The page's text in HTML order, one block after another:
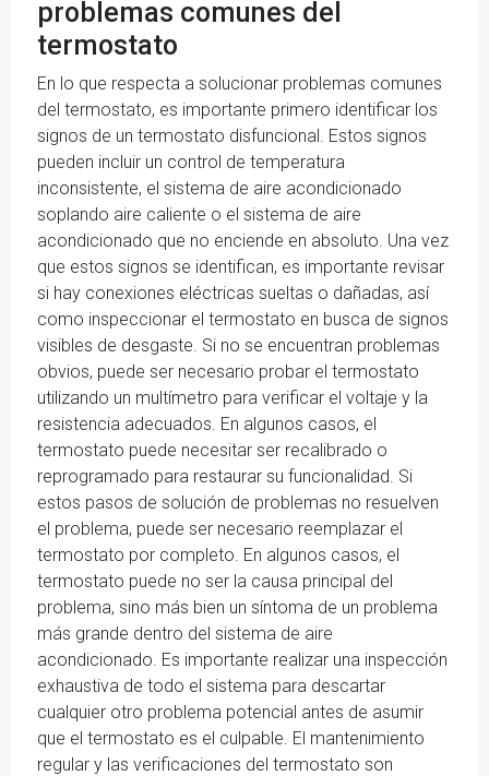
problemas comunes del
termostato
En lo que respecta a solucionar problemas comunes
del termostato, es importante primero identificar los
signos de un termostato disfuncional. Estos signos
pueden incluir un control de temperatura
inconsistente, el sistema de aire acondicionado
soplando aire caliente o el sistema de aire
acondicionado que no enciende en absoluto. Una vez
que estos signos se identifican, es importante revisar
si hay conexiones eléctricas sueltas o dañadas, así
como inspeccionar el termostato en busca de signos
visibles de desgaste. Si no se encuentran problemas
obvios, puede ser necesario probar el termostato
utilizando un multímetro para verificar el voltaje y la
resistencia adecuados. En algunos casos, el
termostato puede necesitar ser recalibrado o
reprogramado para restaurar su funcionalidad. Si
estos pasos de solución de problemas no resuelven
el problema, puede ser necesario reemplazar el
termostato por completo. En algunos casos, el
termostato puede no ser la causa principal del
problema, sino más bien un síntoma de un problema
más grande dentro del sistema de aire
acondicionado. Es importante realizar una inspección
exhaustiva de todo el sistema para descartar
cualquier otro problema potencial antes de asumir
que el termostato es el culpable. El mantenimiento
regular y las verificaciones del termostato son